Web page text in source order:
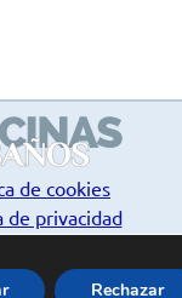
de cookies
de privacidad
Rechazar